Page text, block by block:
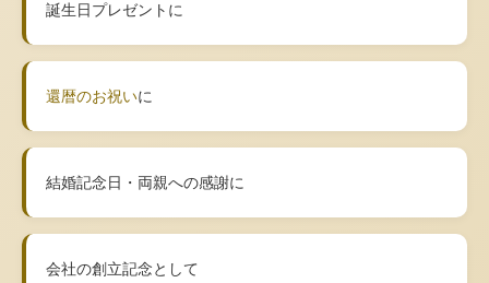
誕生日プレゼントに
還暦のお祝いに
結婚記念日・両親への感謝に
会社の創立記念として